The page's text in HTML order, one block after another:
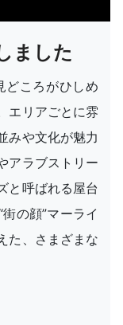
ました
どころがひしめ
エリアごとに雰
みや文化が魅力
アラブストリー
と呼ばれる屋台
の顔”マーライ
た、さまざまな